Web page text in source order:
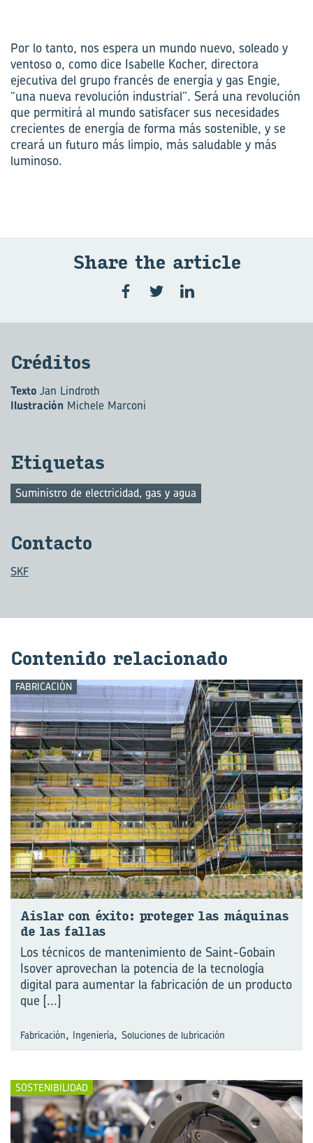
Por lo tanto, nos espera un mundo nuevo, soleado y
ventoso o, como dice Isabelle Kocher, directora
ejecutiva del grupo francés de energía y gas Engie,
“una nueva revolución industrial”. Será una revolución
que permitirá al mundo satisfacer sus necesidades
crecientes de energía de forma más sostenible, y se
creará un futuro más limpio, más saludable y más
luminoso.
Share the ar­ti­cle
Cré­di­tos
Texto Jan Lindroth
Ilustración Michele Marconi
Eti­que­tas
Suministro de electricidad, gas y agua
Con­tac­to
SKF
Con­te­ni­do re­la­cio­na­do
FABRICACIÓN
Ais­lar con éxito: pro­te­ger las má­qui­nas
de las fa­llas
Los técnicos de mantenimiento de Saint-Gobain
Isover aprovechan la potencia de la tecnología
digital para aumentar la fabricación de un producto
que [...]
Fabricación, Ingeniería, Soluciones de lubricación
SOSTENIBILIDAD